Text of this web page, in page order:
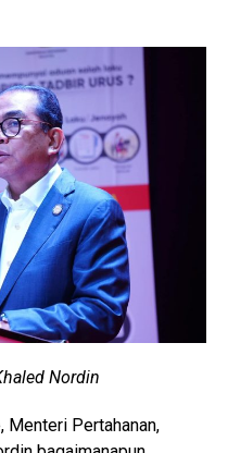
Nordin
Menteri Pertahanan,